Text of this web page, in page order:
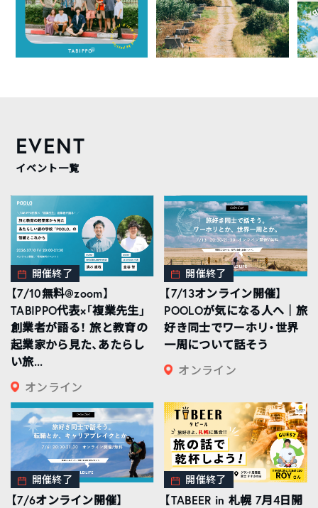
EVENT
イベント一覧
開催終了
【7/10無料@zoom】
TABIPPO代表×「複業先生」
創業者が語る！ 旅と教育の
起業家から見た、あたらし
い旅...
オンライン
開催終了
【7/13オンライン開催】
POOLOが気になる人へ｜旅
好き同士でワーホリ・世界
一周について話そう
オンライン
開催終了
【7/6オンライン開催】
開催終了
【TABEER in 札幌 7月4日開